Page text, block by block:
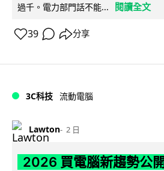
過千。電力部門話不能...
閱讀全文
39 分享
3C科技 流動電腦
Lawton 2 日
2026 買電腦新趨勢公